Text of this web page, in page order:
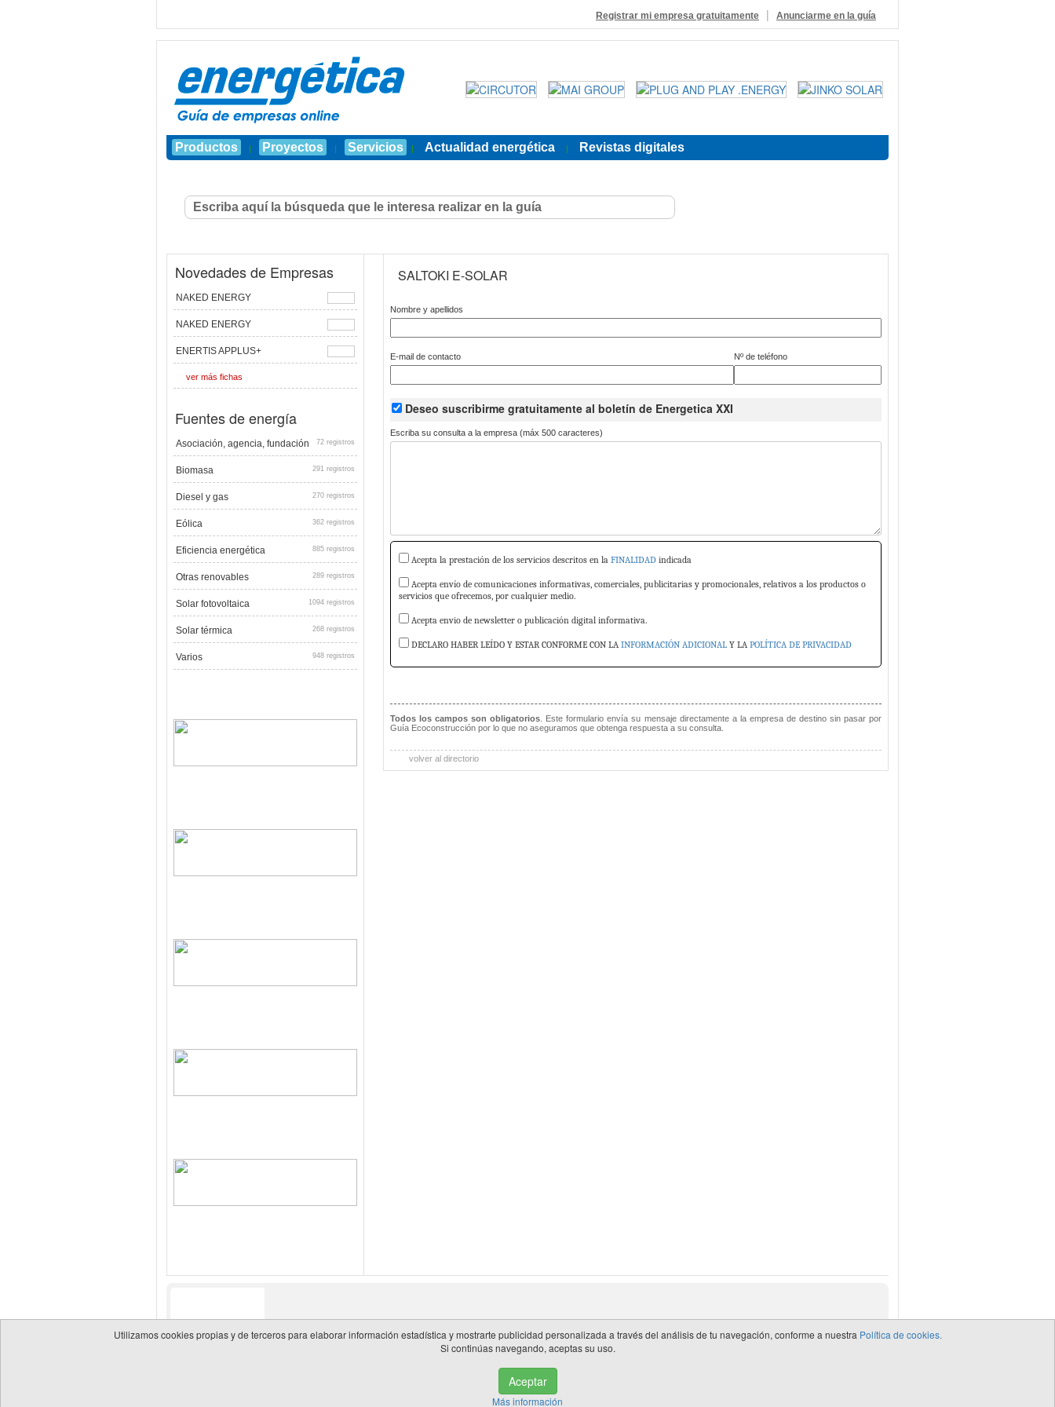
Registrar mi empresa gratuitamente | Anunciarme en la guía
Productos | Proyectos | Servicios | Actualidad energética | Revistas digitales
Novedades de Empresas
NAKED ENERGY
NAKED ENERGY
ENERTIS APPLUS+
ver más fichas
Fuentes de energía
Asociación, agencia, fundación 72 registros
Biomasa 291 registros
Diesel y gas 270 registros
Eólica 362 registros
Eficiencia energética 885 registros
Otras renovables 289 registros
Solar fotovoltaica 1094 registros
Solar térmica 268 registros
Varios 948 registros
SALTOKI E-SOLAR
Nombre y apellidos
E-mail de contacto Nº de teléfono
Deseo suscribirme gratuitamente al boletín de Energetica XXI
Escriba su consulta a la empresa (máx 500 caracteres)
Acepta la prestación de los servicios descritos en la FINALIDAD indicada
Acepta envío de comunicaciones informativas, comerciales, publicitarias y promocionales, relativos a los productos o
servicios que ofrecemos, por cualquier medio.
Acepta envio de newsletter o publicación digital informativa.
DECLARO HABER LEÍDO Y ESTAR CONFORME CON LA INFORMACIÓN ADICIONAL Y LA POLÍTICA DE PRIVACIDAD
Todos los campos son obligatorios . Este formulario envía su mensaje directamente a la empresa de destino sin pasar por
Guía Ecoconstrucción por lo que no aseguramos que obtenga respuesta a su consulta.
volver al directorio
Utilizamos cookies propias y de terceros para elaborar información estadística y mostrarte publicidad personalizada a través del análisis de tu navegación, conforme a nuestra Política de cookies.
Si continúas navegando, aceptas su uso.
Aceptar
Más información
Aviso legal | Información adicional